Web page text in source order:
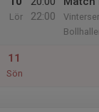
Lör
22:00
11
Sön